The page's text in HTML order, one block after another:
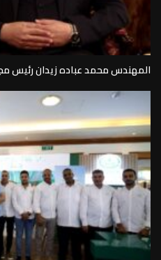
المهندس محمد عباده زيدان رئيس